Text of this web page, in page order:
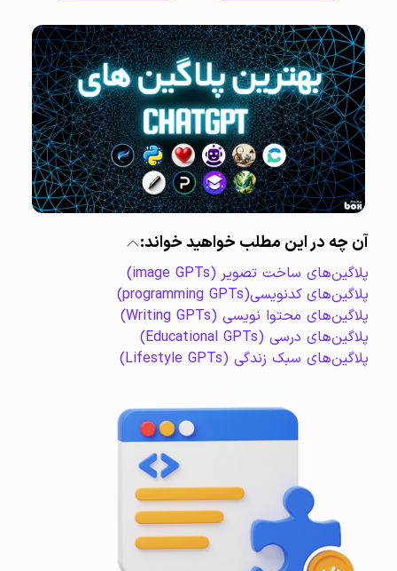
آن چه در این مطلب خواهید خواند:
پلاگین‌های ساخت تصویر (image GPTs)
پلاگین‌های کدنویسی(programming GPTs)
پلاگین‌های محتوا نویسی (Writing GPTs)
پلاگین‌های درسی (Educational GPTs)
پلاگین‌های سبک زندگی (Lifestyle GPTs)